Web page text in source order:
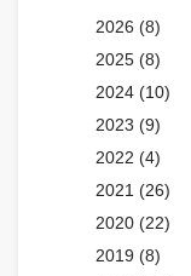
2026 (8)
2025 (8)
2024 (10)
2023 (9)
2022 (4)
2021 (26)
2020 (22)
2019 (8)